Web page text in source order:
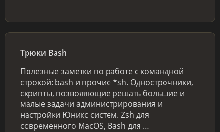
Трюки Bash
Полезные заметки по работе с командной
строкой: bash и прочие *sh. Однострочники,
скрипты, позволяющие решать большие и
малые задачи администрирования и
настройки Юникс систем. Zsh для
современного MacOS, Bash для …